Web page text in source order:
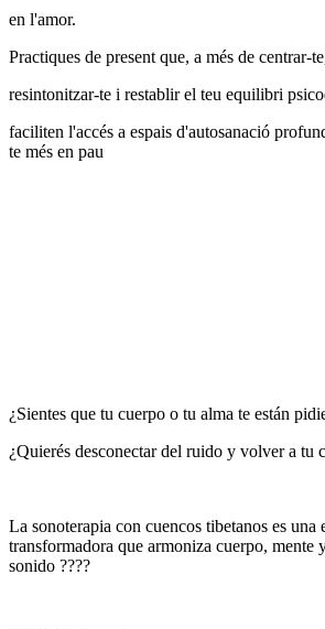
en l'amor.
Practiques de present que, a més de centrar-
resintonitzar-te i restablir el teu equilibri
faciliten l'accés a espais d'autosanació
te més en pau
¿Sientes que tu cuerpo o tu alma te están
¿Quierés desconectar del ruido y volver a tu
La sonoterapia con cuencos tibetanos es una
transformadora que armoniza cuerpo, mente
sonido ????